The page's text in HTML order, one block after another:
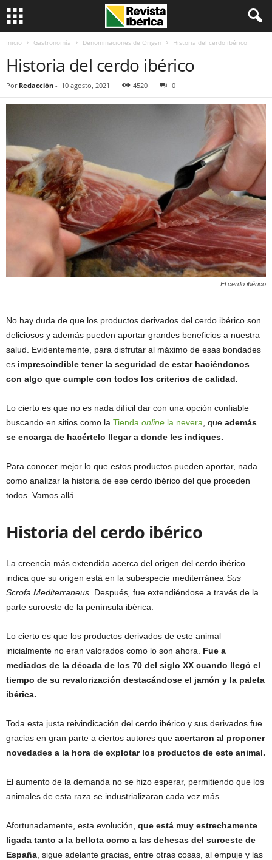
Inicio Gastronomía Denominaciones de Origen Historia del cerdo ibérico
Historia del cerdo ibérico
Por Redacción - 10 agosto, 2021 4520 0
El cerdo ibérico
No hay duda de que los productos derivados del cerdo ibérico son
deliciosos y además pueden aportar grandes beneficios a nuestra
salud. Evidentemente, para disfrutar al máximo de esas bondades
es imprescindible tener la seguridad de estar haciéndonos
con algo que cumple con todos los criterios de calidad.
Lo cierto es que no es nada difícil dar con una opción confiable
buscando en sitios como la Tienda online la nevera , que además
se encarga de hacértelo llegar a donde les indiques.
Para conocer mejor lo que estos productos pueden aportar, nada
como analizar la historia de ese cerdo ibérico del que proceden
todos. Vamos allá.
Historia del cerdo ibérico
La creencia más extendida acerca del origen del cerdo ibérico
indica que su origen está en la subespecie mediterránea Sus
Scrofa Mediterraneus. Después fue extendiéndose a través de la
parte suroeste de la península ibérica.
Lo cierto es que los productos derivados de este animal
inicialmente no eran valorados como lo son ahora. Fue a
mediados de la década de los 70 del siglo XX cuando llegó el
tiempo de su revalorización destacándose el jamón y la paleta
ibérica.
Toda esta justa reivindicación del cerdo ibérico y sus derivados fue
gracias en gran parte a ciertos autores que acertaron al proponer
novedades a la hora de explotar los productos de este animal.
El aumento de la demanda no se hizo esperar, permitiendo que los
animales de esta raza se industrializaran cada vez más.
Afortunadamente, esta evolución, que está muy estrechamente
ligada tanto a la bellota como a las dehesas del suroeste de
España , sigue adelante gracias, entre otras cosas, al empuje y las